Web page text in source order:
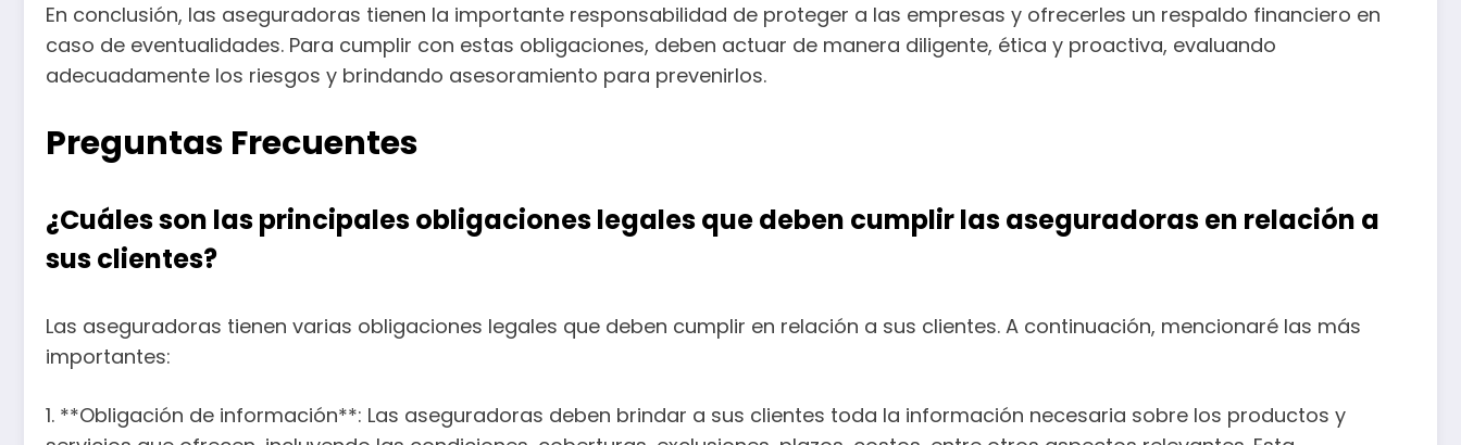
En conclusión, las aseguradoras tienen la importante responsabilidad de proteger a las empresas y ofrecerles un respaldo financiero en
caso de eventualidades. Para cumplir con estas obligaciones, deben actuar de manera diligente, ética y proactiva, evaluando
adecuadamente los riesgos y brindando asesoramiento para prevenirlos.
Preguntas Frecuentes
¿Cuáles son las principales obligaciones legales que deben cumplir las aseguradoras en relación a
sus clientes?
Las aseguradoras tienen varias obligaciones legales que deben cumplir en relación a sus clientes. A continuación, mencionaré las más
importantes:
1. **Obligación de información**: Las aseguradoras deben brindar a sus clientes toda la información necesaria sobre los productos y